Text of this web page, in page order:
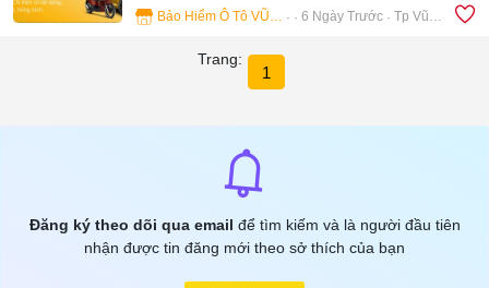
Bảo Hiểm Ô Tô VŨNG TÀU 6 Ngày Trước Tp Vũng Tàu
Trang:
1
Đăng ký theo dõi qua email để tìm kiếm và là người đầu tiên
nhận được tin đăng mới theo sở thích của bạn